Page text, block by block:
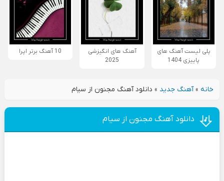
پلی لیست آهنگ های
پاییزی 1404
آهنگ های انگیزشی
2025
10 آهنگ برتر اپرا
خانه»آهنگ جدید » دانلود آهنگ مجنون از سیام
دانلود آهنگ مجنون از سیام